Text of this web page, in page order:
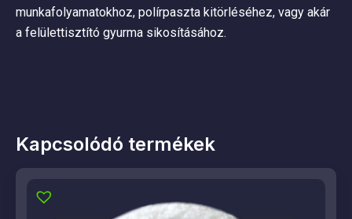
munkafolyamatokhoz, polírpaszta kitörléséhez, vagy akár
a felülettisztító gyurma sikosításához.
Kapcsolódó termékek